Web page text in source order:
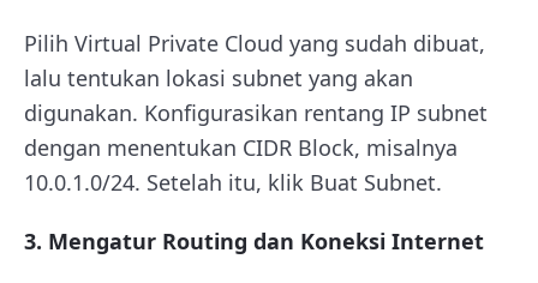
Pilih Virtual Private Cloud yang sudah dibuat,
lalu tentukan lokasi subnet yang akan
digunakan. Konfigurasikan rentang IP subnet
dengan menentukan CIDR Block, misalnya
10.0.1.0/24. Setelah itu, klik Buat Subnet.
3. Mengatur Routing dan Koneksi Internet